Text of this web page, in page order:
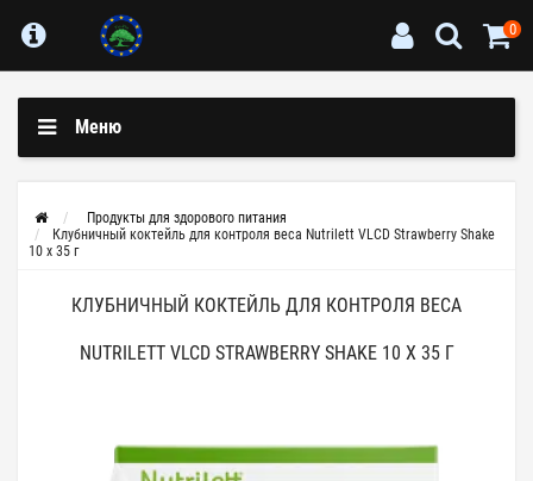
0
Меню
Продукты для здорового питания
Клубничный коктейль для контроля веса Nutrilett VLCD Strawberry Shake
10 х 35 г
КЛУБНИЧНЫЙ КОКТЕЙЛЬ ДЛЯ КОНТРОЛЯ ВЕСА
NUTRILETT VLCD STRAWBERRY SHAKE 10 Х 35 Г